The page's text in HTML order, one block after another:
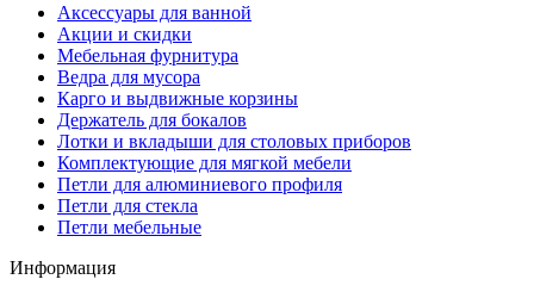
Аксессуары для ванной
Акции и скидки
Мебельная фурнитура
Ведра для мусора
Карго и выдвижные корзины
Держатель для бокалов
Лотки и вкладыши для столовых приборов
Комплектующие для мягкой мебели
Петли для алюминиевого профиля
Петли для стекла
Петли мебельные
Информация